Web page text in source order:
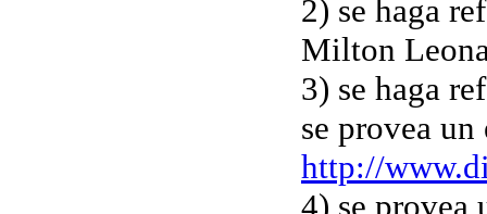
2) se haga
Milton
3) se haga
se provea un
http://
4) se provea